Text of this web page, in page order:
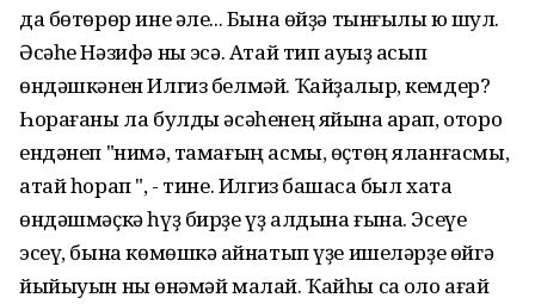
да бөтөрөр ине әле... Бына өйҙә тынғылыҡ юҡ шул.
Әсәһе Нәзифә ныҡ эсә. Атай тип ауыҙ асып
өндәшкәнен Илгиз белмәй. Ҡайҙалыр, кемдер?
Һорағаны ла булды әсәһенең яйына ҡарап, оторо
ендәнеп "нимә, тамағың асмы, өҫтөң яланғасмы,
атай һорап ", - тине. Илгиз башҡаса был хаҡта
өндәшмәҫкә һүҙ бирҙе үҙ алдына ғына. Эсеүе
эсеү, бына көмөшкә ҡайнатып үҙе ишеләрҙе өйгә
йыйыуын ныҡ өнәмәй малай. Ҡайһы саҡ оло ағай